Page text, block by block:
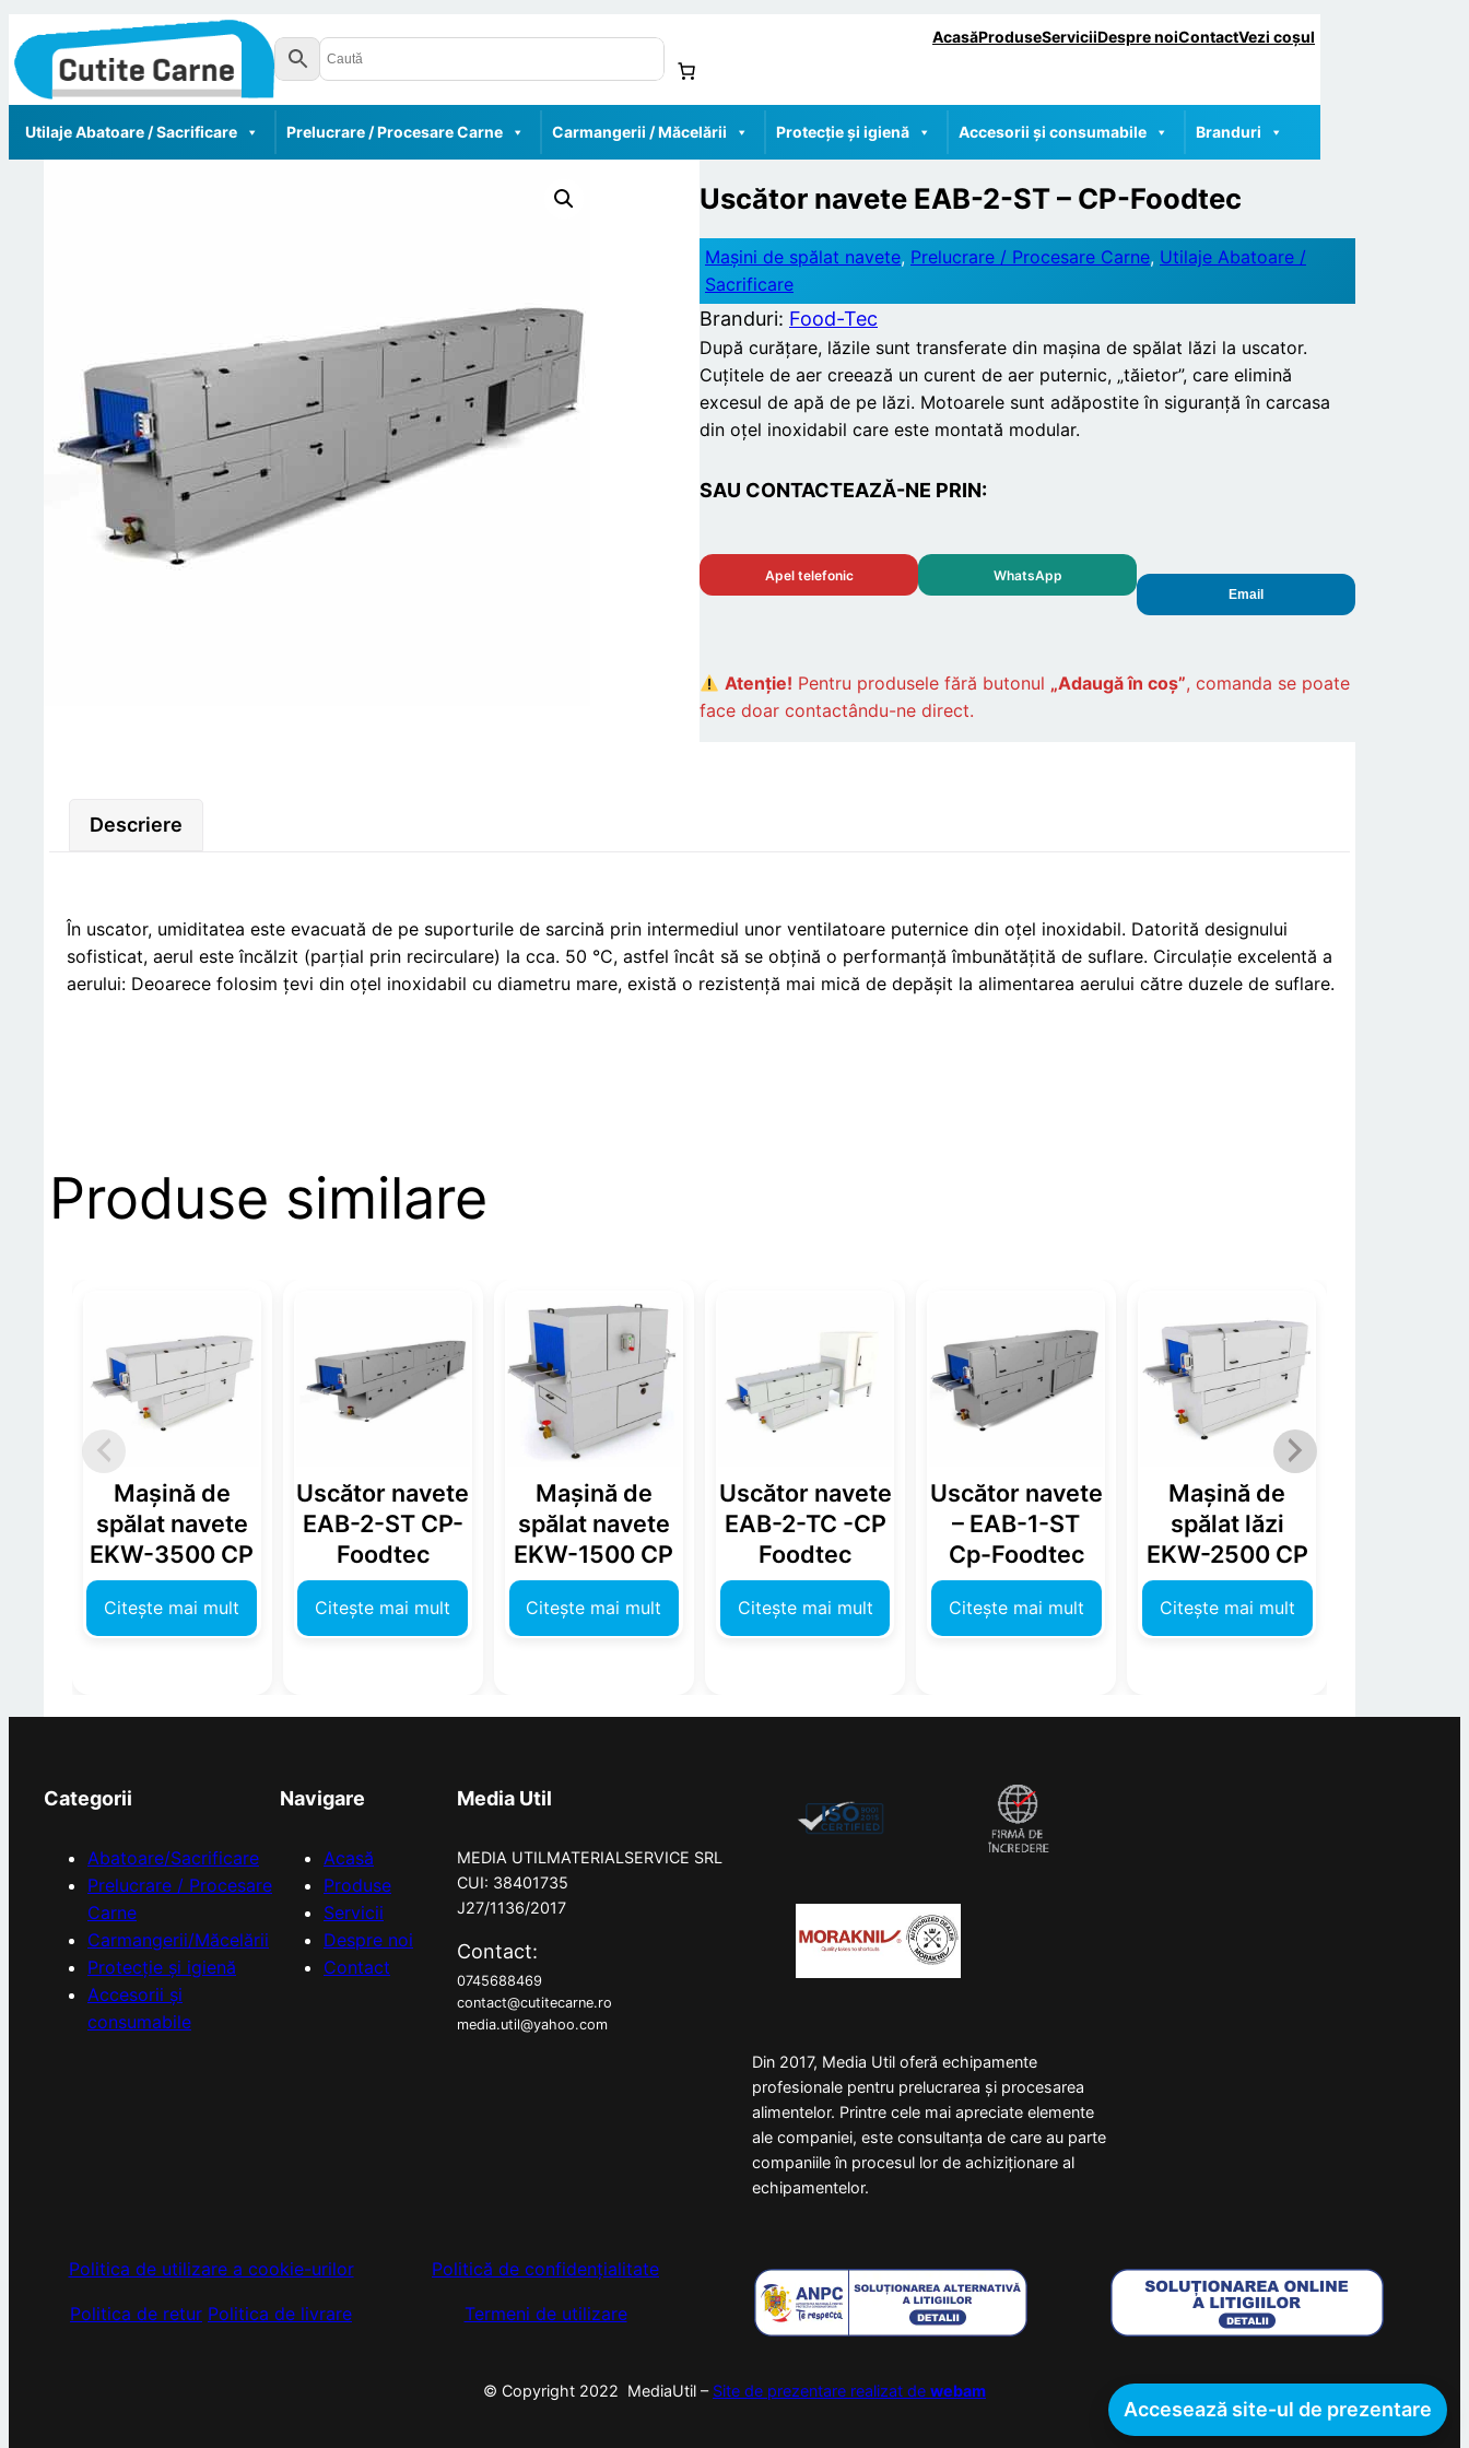
AcasăProduseServiciiDespre noiContactVezi coșul
Accesează site-ul de prezentare
Utilaje Abatoare / Sacrificare Prelucrare / Procesare Carne Carmangerii / Măcelării Protecție și igienă Accesorii și consumabile Branduri
Uscător navete EAB-2-ST – CP-Foodtec
Mașini de spălat navete, Prelucrare / Procesare Carne, Utilaje Abatoare /
Sacrificare
Branduri: Food-Tec
După curățare, lăzile sunt transferate din mașina de spălat lăzi la uscator.
Cuțitele de aer creează un curent de aer puternic, „tăietor”, care elimină
excesul de apă de pe lăzi. Motoarele sunt adăpostite în siguranță în carcasa
din oțel inoxidabil care este montată modular.
SAU CONTACTEAZĂ-NE PRIN:
Apel telefonic WhatsApp
Email
Atenție! Pentru produsele fără butonul „Adaugă în coș”, comanda se poate
face doar contactându-ne direct.
Descriere
În uscator, umiditatea este evacuată de pe suporturile de sarcină prin intermediul unor ventilatoare puternice din oțel inoxidabil. Datorită designului
sofisticat, aerul este încălzit (parțial prin recirculare) la cca. 50 °C, astfel încât să se obțină o performanță îmbunătățită de suflare. Circulație excelentă a
aerului: Deoarece folosim țevi din oțel inoxidabil cu diametru mare, există o rezistență mai mică de depășit la alimentarea aerului către duzele de suflare.
Produse similare
Mașină de
spălat navete
EKW-3500 CP
Citește mai mult
Uscător navete
EAB-2-ST CP-
Foodtec
Citește mai mult
Mașină de
spălat navete
EKW-1500 CP
Citește mai mult
Uscător navete
EAB-2-TC -CP
Foodtec
Citește mai mult
Uscător navete
– EAB-1-ST
Cp-Foodtec
Citește mai mult
Mașină de
spălat lăzi
EKW-2500 CP
Citește mai mult
Categorii
Abatoare/Sacrificare
Prelucrare / Procesare
Carne
Carmangerii/Măcelării
Protecție și igienă
Accesorii și
consumabile
Navigare
Acasă
Produse
Servicii
Despre noi
Contact
Media Util
MEDIA UTILMATERIALSERVICE SRL
CUI: 38401735
J27/1136/2017
Contact:
0745688469
contact@cutitecarne.ro
media.util@yahoo.com
Din 2017, Media Util oferă echipamente
profesionale pentru prelucrarea și procesarea
alimentelor. Printre cele mai apreciate elemente
ale companiei, este consultanța de care au parte
companiile în procesul lor de achiziționare al
echipamentelor.
Politica de utilizare a cookie-urilor
Politica de retur Politica de livrare
Politică de confidențialitate
Termeni de utilizare
© Copyright 2022 MediaUtil – Site de prezentare realizat de webam